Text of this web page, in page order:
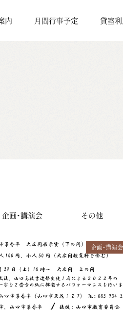
内 月間行事予定 貸室
企画・講演会 その他
企画・講演会